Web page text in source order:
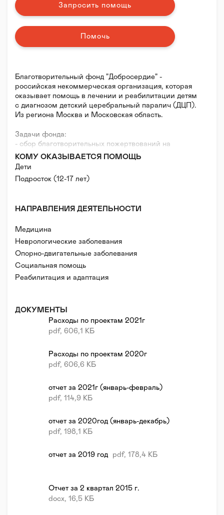
Благотворительный фонд "Добросердие" -
российская некоммерческая организация, которая
оказывает помощь в лечении и реабилитации детям
с диагнозом детский церебральный паралич (ДЦП).
Из региона Москва и Московская область.
Задачи фонда:
- сбор благотворительных пожертвований на
лечение и реабилитацию детей с заболеванием
ДЦП;
- привлечение общественного внимания к
проблемам больных детей;
- оказание социальной и психологической помощи
КОМУ ОКАЗЫВАЕТСЯ ПОМОЩЬ
Дети
Подросток (12-17 лет)
НАПРАВЛЕНИЯ ДЕЯТЕЛЬНОСТИ
Медицина
Неврологические заболевания
Опорно-двигательные заболевания
Социальная помощь
Реабилитация и адаптация
ДОКУМЕНТЫ
Расходы по проектам 2021г
pdf, 606,1 КБ
Расходы по проектам 2020г
pdf, 606,6 КБ
отчет за 2021г (январь-февраль)
pdf, 114,9 КБ
отчет за 2020год (январь-декабрь)
pdf, 198,1 КБ
отчет за 2019 год pdf, 178,4 КБ
Отчет за 2 квартал 2015 г.
docx, 16,5 КБ
Запросить помощь
Помочь